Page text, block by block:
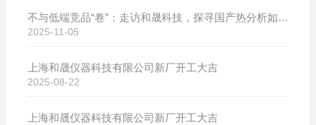
不与低端竞品“卷”：走访和晟科技，探寻国产热分析如何行稳致远
2025-11-05
上海和晟仪器科技有限公司新厂开工大吉
2025-08-22
上海和晟仪器科技有限公司新厂开工大吉